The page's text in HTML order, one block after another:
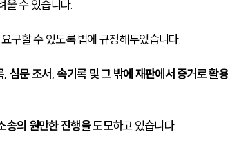
울 수 있습니다.
구할 수 있도록 법에 규정해두었습니다.
심문 조서, 속기록 및 그 밖에 재판에서 증거로 활
송의 원만한 진행을 도모하고 있습니다.